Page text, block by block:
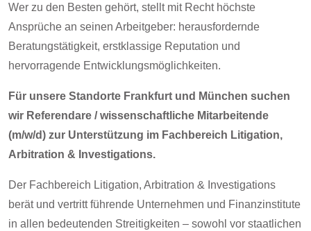
Wer zu den Besten gehört, stellt mit Recht höchste
Ansprüche an seinen Arbeitgeber: herausfordernde
Beratungstätigkeit, erstklassige Reputation und
hervorragende Entwicklungsmöglichkeiten.
Für unsere Standorte Frankfurt und München suchen
wir Referendare / wissenschaftliche Mitarbeitende
(m/w/d) zur Unterstützung im Fachbereich Litigation,
Arbitration & Investigations.
Der Fachbereich Litigation, Arbitration & Investigations
berät und vertritt führende Unternehmen und Finanzinstitute
in allen bedeutenden Streitigkeiten – sowohl vor staatlichen